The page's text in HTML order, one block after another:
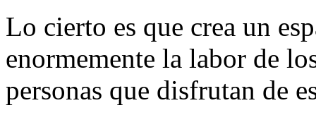
Lo cierto es que crea un
enormemente la labor de
personas que disfrutan de